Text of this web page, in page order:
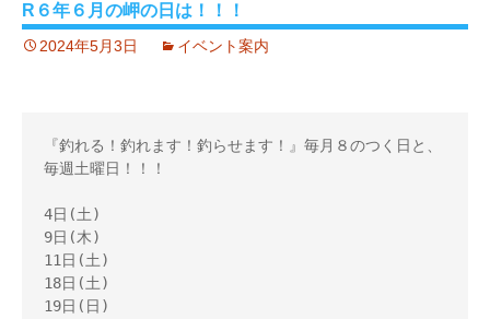
R６年６月の岬の日は！！！
2024年5月3日 イベント案内
『釣れる！釣れます！釣らせます！』毎月８のつく日と、
毎週土曜日！！！
4日(土)
9日(木)
11日(土)
18日(土)
19日(日)